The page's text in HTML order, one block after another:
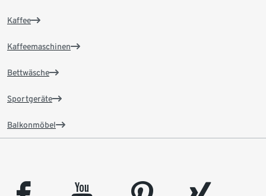
Kaffee
Kaffeemaschinen
Bettwäsche
Sportgeräte
Balkonmöbel